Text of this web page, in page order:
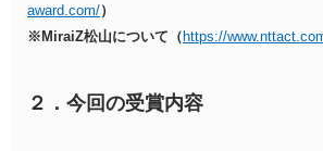
award.com/）
※MiraiZ松山について（ https://
２．今回の受賞内容